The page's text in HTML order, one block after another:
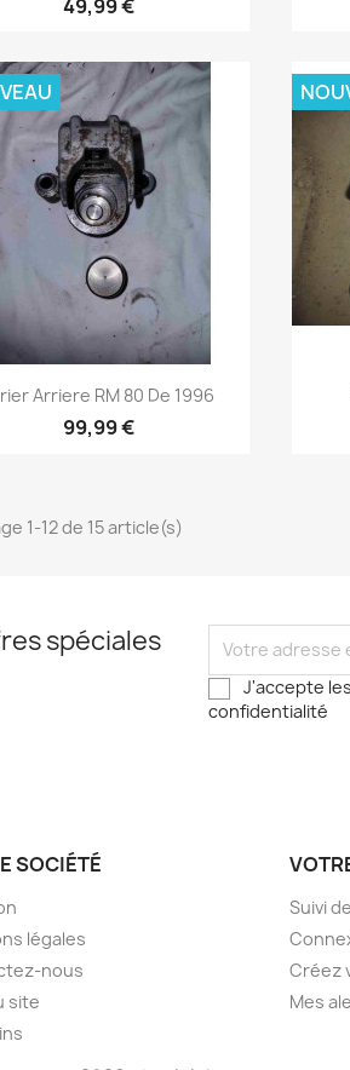
49,99 €
Aperçu rapide
Arriere RM 80 De 1996
99,99 €
1-12 de 15 article(s)
spéciales
J'accepte
confidentialité
SOCIÉTÉ
légales
nous
site
Suivi
Créez
Mes